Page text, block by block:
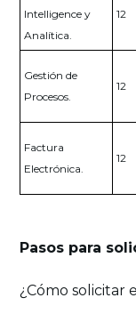
Intelligence y
Analítica.
12
Gestión de
Procesos.
12
Factura
Electrónica.
12
Pasos para
¿Cómo solicitar